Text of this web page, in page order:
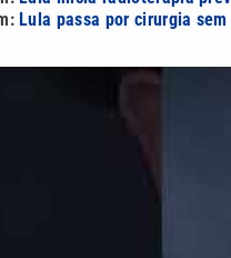
Lula passa por cirurgia